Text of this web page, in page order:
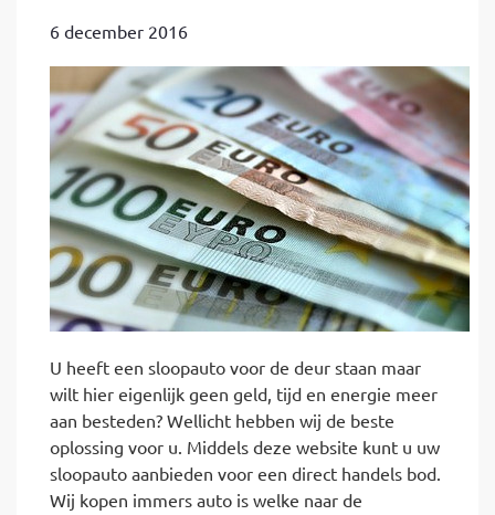
6 december 2016
U heeft een sloopauto voor de deur staan maar
wilt hier eigenlijk geen geld, tijd en energie meer
aan besteden? Wellicht hebben wij de beste
oplossing voor u. Middels deze website kunt u uw
sloopauto aanbieden voor een direct handels bod.
Wij kopen immers auto is welke naar de